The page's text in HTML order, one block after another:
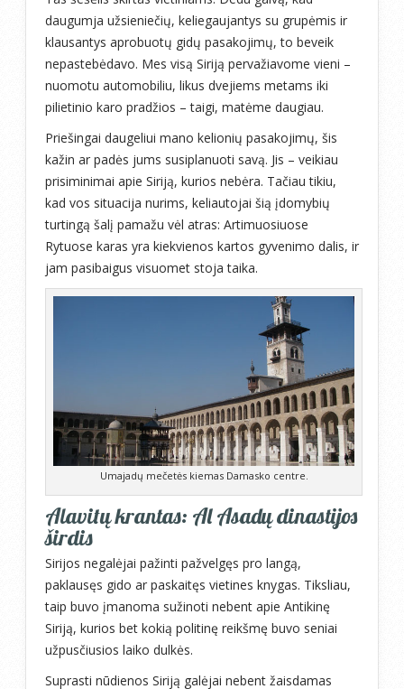
daugumja užsieniečių, keliegaujantys su grupėmis ir
klausantys aprobuotų gidų pasakojimų, to beveik
nepastebėdavo. Mes visą Siriją pervažiavome vieni –
nuomotu automobiliu, likus dvejiems metams iki
pilietinio karo pradžios – taigi, matėme daugiau.
Priešingai daugeliui mano kelionių pasakojimų, šis
kažin ar padės jums susiplanuoti savą. Jis – veikiau
prisiminimai apie Siriją, kurios nebėra. Tačiau tikiu,
kad vos situacija nurims, keliautojai šią įdomybių
turtingą šalį pamažu vėl atras: Artimuosiuose
Rytuose karas yra kiekvienos kartos gyvenimo dalis, ir
jam pasibaigus visuomet stoja taika.
Umajadų mečetės kiemas Damasko centre.
Alavitų krantas: Al Asadų dinastijos
širdis
Sirijos negalėjai pažinti pažvelgęs pro langą,
paklausęs gido ar paskaitęs vietines knygas. Tiksliau,
taip buvo įmanoma sužinoti nebent apie Antikinę
Siriją, kurios bet kokią politinę reikšmę buvo seniai
užpusčiusios laiko dulkės.
Suprasti nūdienos Siriją galėjai nebent žaisdamas